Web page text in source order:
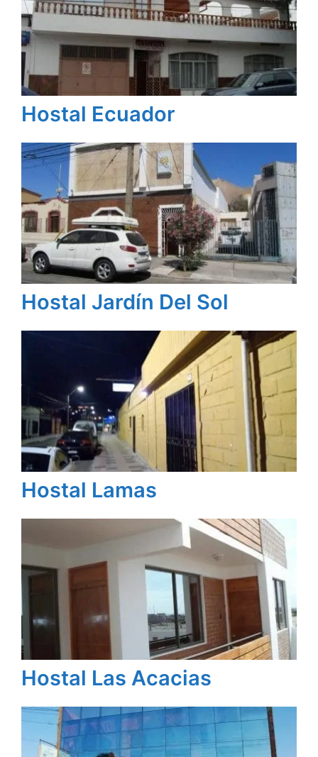
Hostal Ecuador
Hostal Jardín Del Sol
Hostal Lamas
Hostal Las Acacias